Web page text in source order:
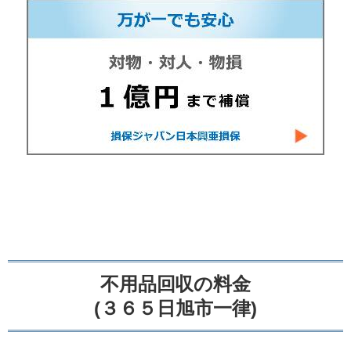
不用品回収の料金
(３６５日旭市一律)